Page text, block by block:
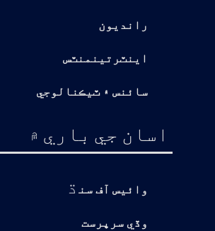
رانديون
اينٽرتينمنٽس
سائنس ۽ ٽيڪنالوجي
اسان جي باري ۾
وائيس آف سن ڌ
وڏي سرپرست